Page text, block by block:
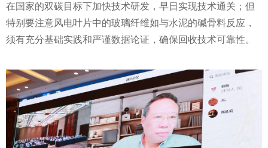
在国家的双碳目标下加快技术研发，早日实现技术通关；但
特别要注意风电叶片中的玻璃纤维如与水泥的碱骨料反应，
须有充分基础实践和严谨数据论证，确保回收技术可靠性。